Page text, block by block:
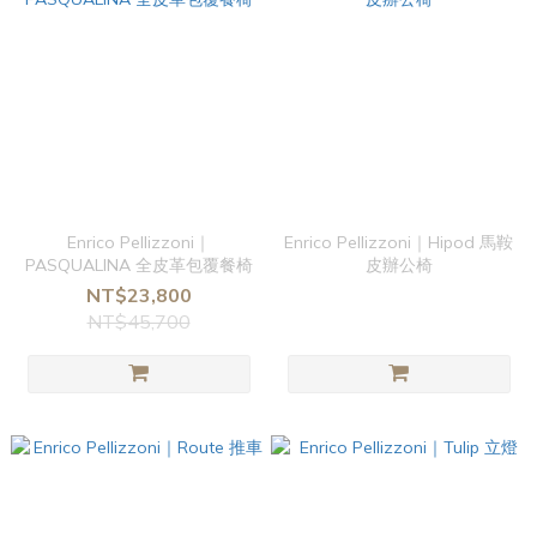
Enrico Pellizzoni｜
PASQUALINA 全皮革包覆餐椅
NT$23,800
NT$45,700
Enrico Pellizzoni｜Hipod 馬鞍
皮辦公椅